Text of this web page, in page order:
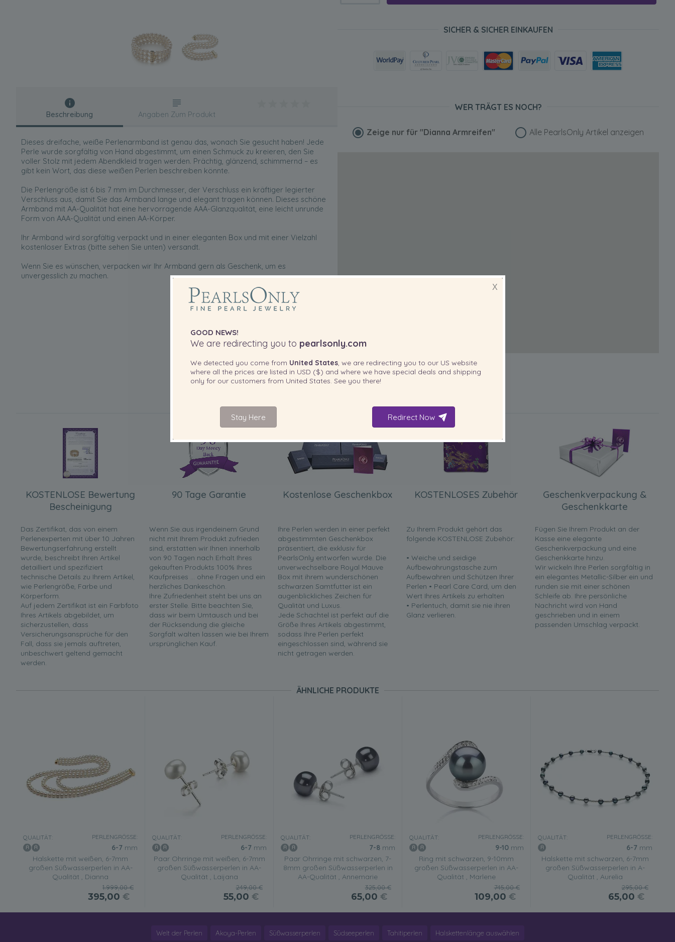
SICHER & SICHER EINKAUFEN
Beschreibung
Dieses dreifache, weiße Perlenarmband ist genau das, wonach Sie gesucht haben! Jede
Perle wurde sorgfältig von Hand abgestimmt, um einen Schmuck zu kreieren, den Sie
voller Stolz mit jedem Abendkleid tragen werden. Prächtig, glänzend, schimmernd – es
gibt kein Wort, das diese weißen Perlen beschreiben könnte.
Die Perlengröße ist 6 bis 7 mm im Durchmesser, der Verschluss ein kräftiger legierter
Verschluss aus, damit Sie das Armband lange und elegant tragen können. Dieses schöne
Armband mit AA-Qualität hat eine hervorragende AAA-Glanzqualität, eine leicht unrunde
Form von AAA-Qualität und einen AA-Körper.
Ihr Armband wird sorgfältig verpackt und in einer eleganten Box und mit einer Vielzahl
kostenloser Extras (bitte sehen Sie unten) versandt.
Wenn Sie es wünschen, verpacken wir Ihr Armband gern als Geschenk, um es
unvergesslich zu machen.
Angaben Zum Produkt
WER TRÄGT ES NOCH?
Zeige nur für "Dianna Armreifen" Alle PearlsOnly Artikel anzeigen
IN IHREM PRODUKT ENTHALTEN
KOSTENLOSE Bewertung
Bescheinigung
Das Zertifikat, das von einem
Perlenexperten mit über 10 Jahren
Bewertungserfahrung erstellt
wurde, beschreibt Ihren Artikel
detailliert und spezifiziert
technische Details zu Ihrem Artikel,
wie Perlengröße, Farbe und
Körperform.
Auf jedem Zertifikat ist ein Farbfoto
Ihres Artikels abgebildet, um
sicherzustellen, dass
Versicherungsansprüche für den
Fall, dass sie jemals auftreten,
unbeschwert geltend gemacht
werden.
90 Tage Garantie
Wenn Sie aus irgendeinem Grund
nicht mit Ihrem Produkt zufrieden
sind, erstatten wir Ihnen innerhalb
von 90 Tagen nach Erhalt Ihres
gekauften Produkts 100% Ihres
Kaufpreises ... ohne Fragen und ein
herzliches Dankeschön.
Ihre Zufriedenheit steht bei uns an
erster Stelle. Bitte beachten Sie,
dass wir beim Umtausch und bei
der Rücksendung die gleiche
Sorgfalt walten lassen wie bei Ihrem
ursprünglichen Kauf.
Kostenlose Geschenkbox
Ihre Perlen werden in einer perfekt
abgestimmten Geschenkbox
präsentiert, die exklusiv für
PearlsOnly entworfen wurde. Die
unverwechselbare Royal Mauve
Box mit ihrem wunderschönen
schwarzen Samtfutter ist ein
augenblickliches Zeichen für
Qualität und Luxus.
Jede Schachtel ist perfekt auf die
Größe Ihres Artikels abgestimmt,
sodass Ihre Perlen perfekt
eingeschlossen sind, während sie
nicht getragen werden.
KOSTENLOSES Zubehör
Zu Ihrem Produkt gehört das
folgende KOSTENLOSE Zubehör:
• Weiche und seidige
Aufbewahrungstasche zum
Aufbewahren und Schützen Ihrer
Perlen • Pearl Care Card, um den
Wert Ihres Artikels zu erhalten
• Perlentuch, damit sie nie ihren
Glanz verlieren.
Geschenkverpackung &
Geschenkkarte
Fügen Sie Ihrem Produkt an der
Kasse eine elegante
Geschenkverpackung und eine
Geschenkkarte hinzu.
Wir wickeln Ihre Perlen sorgfältig in
ein elegantes Metallic-Silber ein und
runden sie mit einer schönen
Schleife ab. Ihre persönliche
Nachricht wird von Hand
geschrieben und in einem
passenden Umschlag verpackt.
ÄHNLICHE PRODUKTE
QUALITÄT: PERLENGRÖSSE:
6-7 mm
Halskette mit weißen, 6-7mm
großen Süßwasserperlen in AA-
Qualität , Dianna
1.999,00 €
395,00 €
QUALITÄT: PERLENGRÖSSE:
6-7 mm
Paar Ohrringe mit weißen, 6-7mm
großen Süßwasserperlen in AA-
Qualität , Laijana
249,00 €
55,00 €
QUALITÄT: PERLENGRÖSSE:
7-8mm
Paar Ohrringe mit schwarzen, 7-
8mm großen Süßwasserperlen in
AA-Qualität , Annemarie
325,00 €
65,00 €
QUALITÄT: PERLENGRÖSSE:
9-10mm
Ring mit schwarzen, 9-10mm
großen Süßwasserperlen in AA-
Qualität , Marlene
745,00 €
109,00 €
QUALITÄT: PERLENGRÖSSE:
6-7 mm
Halskette mit schwarzen, 6-7mm
großen Süßwasserperlen in A-
Qualität , Aurelia
295,00 €
65,00 €
Welt der Perlen Akoya-Perlen Süßwasserperlen Südseeperlen Tahitiperlen Halskettenlänge auswählen
X
GOOD NEWS!
We are redirecting you to pearlsonly.com
We detected you come from United States, we are redirecting you to our US website
where all the prices are listed in USD ($) and where we have special deals and shipping
only for our customers from United States . See you there!
Stay Here Redirect Now